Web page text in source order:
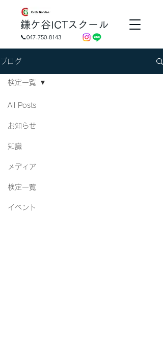
​鎌ケ谷ICTスクール
📞047-750-8143
ブログ
All Posts
お知らせ
知識
メディア
検定一覧
イベント
検定一覧